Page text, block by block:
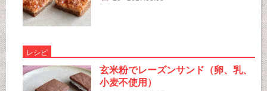
レシピ
玄米粉でレーズンサンド（卵、乳、
小麦不使用）